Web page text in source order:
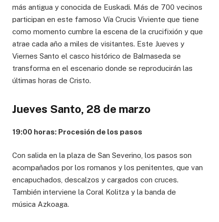
más antigua y conocida de Euskadi. Más de 700 vecinos
participan en este famoso Vía Crucis Viviente que tiene
como momento cumbre la escena de la crucifixión y que
atrae cada año a miles de visitantes. Este Jueves y
Viernes Santo el casco histórico de Balmaseda se
transforma en el escenario donde se reproducirán las
últimas horas de Cristo.
Jueves Santo, 28 de marzo
19:00 horas: Procesión de los pasos
Con salida en la plaza de San Severino, los pasos son
acompañados por los romanos y los penitentes, que van
encapuchados, descalzos y cargados con cruces.
También interviene la Coral Kolitza y la banda de
música Azkoaga.